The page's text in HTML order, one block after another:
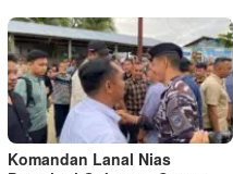
Komandan Lanal Nias